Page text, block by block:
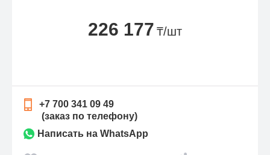
226 177 ₸/шт
+7 700 341 09 49
(заказ по телефону)
Написать на WhatsApp